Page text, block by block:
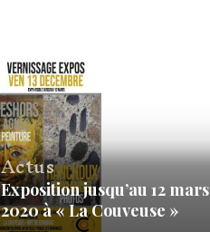
Actus
Exposition jusqu’au 12 mars
2020 à « La Couveuse »